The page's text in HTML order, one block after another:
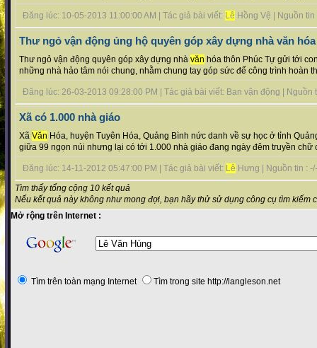
Đăng lúc: 10-05-2013 11:00:00 AM | Tác giả bài viết: Lê Hồng Vệ | Nguồn tin
Thư ngỏ vận động ủng hộ quyên góp xây dựng nhà văn
Thư ngỏ vận động quyên góp xây dựng nhà văn hóa thôn Phúc Tự gửi tới
những nhà hảo tâm nói chung, nhằm chung tay góp sức để công trình hoàn
Đăng lúc: 26-03-2013 09:28:00 PM | Tác giả bài viết: Ban vận động | Nguồn
Xã có 1.000 nhà giáo
Xã Văn Hóa, huyện Tuyên Hóa, Quảng Bình nức danh về sự học ở tỉnh
giữa 99 ngọn núi nhưng lại có tới 1.000 nhà giáo đang ngày đêm truyền chữ
Đăng lúc: 14-11-2012 05:47:00 PM | Tác giả bài viết: Lê Hưng | Nguồn tin : -/-
Tìm thấy tổng cộng 10 kết quả
Nếu kết quả này không như mong đợi, bạn hãy thử sử dụng công cụ tìm kiếm
Mở rộng trên Internet :
Tìm trên toàn mạng Internet Tìm trong site http://langleson.net